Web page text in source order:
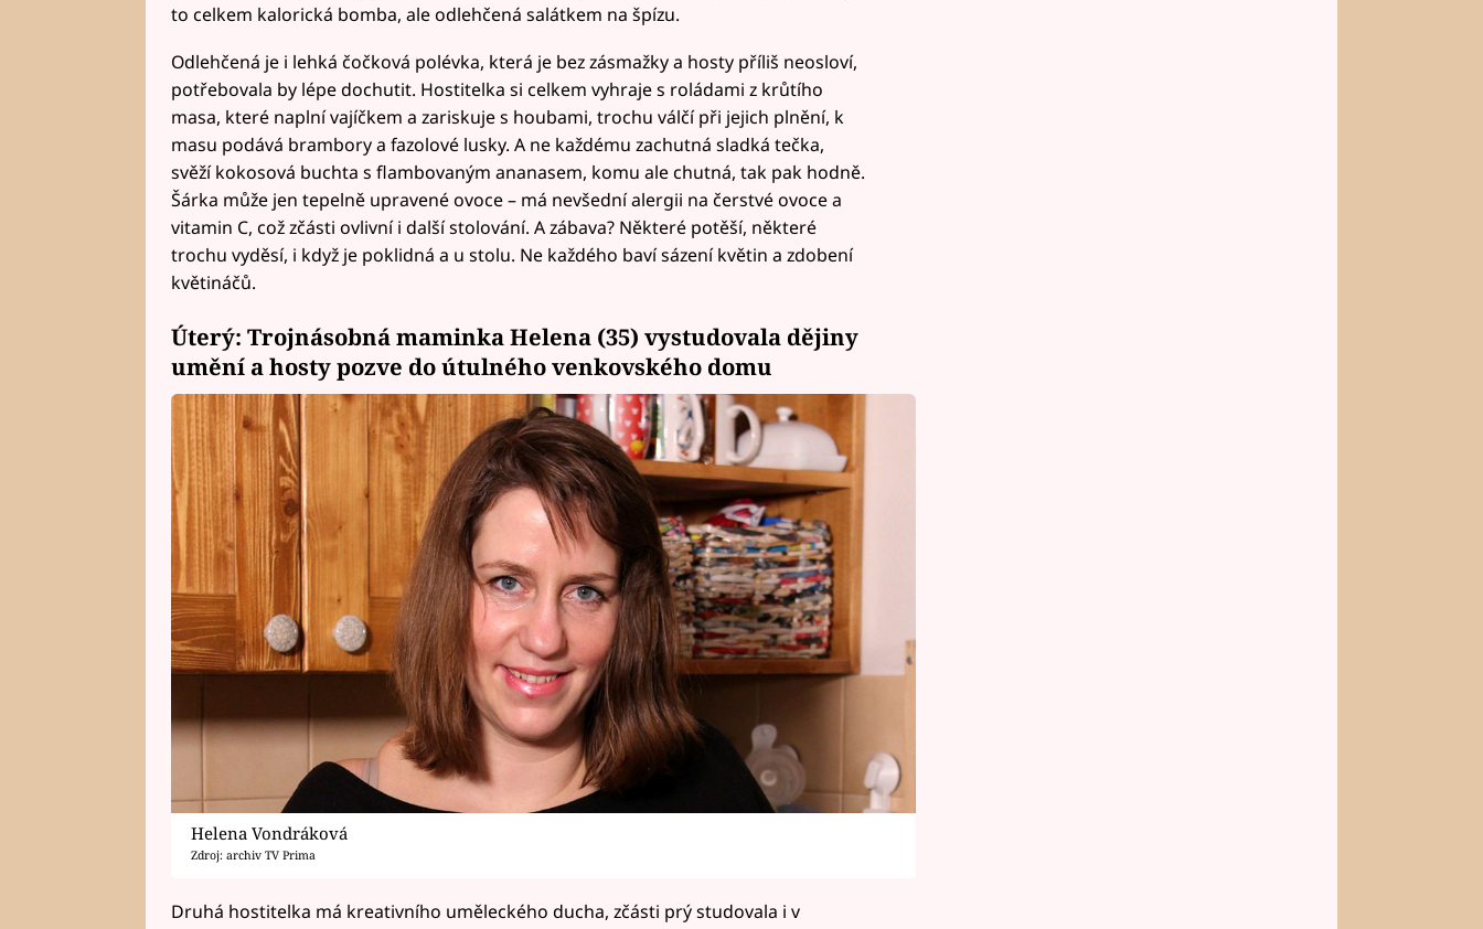
to celkem kalorická bomba, ale odlehčená salátkem na špízu.
Odlehčená je i lehká čočková polévka, která je bez zásmažky a hosty příliš neosloví,
potřebovala by lépe dochutit. Hostitelka si celkem vyhraje s roládami z krůtího
masa, které naplní vajíčkem a zariskuje s houbami, trochu válčí při jejich plnění, k
masu podává brambory a fazolové lusky. A ne každému zachutná sladká tečka,
svěží kokosová buchta s flambovaným ananasem, komu ale chutná, tak pak hodně.
Šárka může jen tepelně upravené ovoce – má nevšední alergii na čerstvé ovoce a
vitamin C, což zčásti ovlivní i další stolování. A zábava? Některé potěší, některé
trochu vyděsí, i když je poklidná a u stolu. Ne každého baví sázení květin a zdobení
květináčů.
Úterý: Trojnásobná maminka Helena (35) vystudovala dějiny
umění a hosty pozve do útulného venkovského domu
Helena Vondráková
Zdroj: archiv TV Prima
Druhá hostitelka má kreativního uměleckého ducha, zčásti prý studovala i v